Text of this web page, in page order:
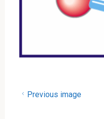
Previous image